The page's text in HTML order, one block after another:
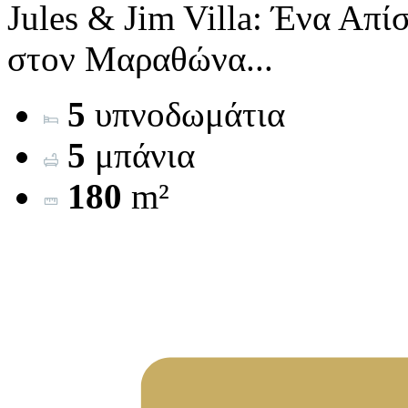
Jules & Jim Villa: Ένα
στον Μαραθώνα...
5 υπνοδωμάτια
5 μπάνια
180 m²